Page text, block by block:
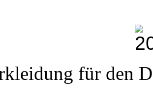
für den